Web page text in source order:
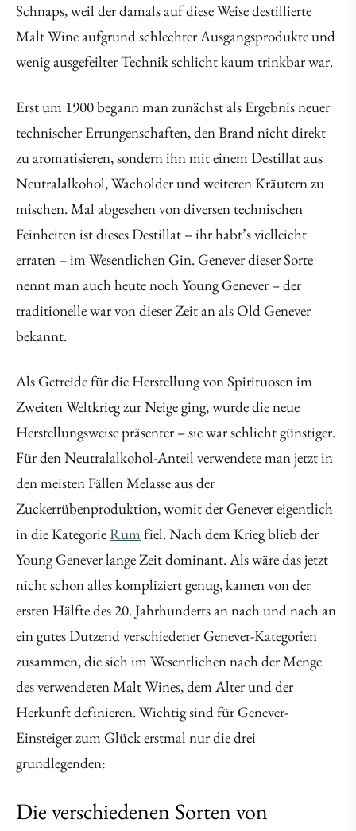
Schnaps, weil der damals auf diese Weise destillierte
Malt Wine aufgrund schlechter Ausgangsprodukte und
wenig ausgefeilter Technik schlicht kaum trinkbar war.
Erst um 1900 begann man zunächst als Ergebnis neuer
technischer Errungenschaften, den Brand nicht direkt
zu aromatisieren, sondern ihn mit einem Destillat aus
Neutralalkohol, Wacholder und weiteren Kräutern zu
mischen. Mal abgesehen von diversen technischen
Feinheiten ist dieses Destillat – ihr habt’s vielleicht
erraten – im Wesentlichen Gin. Genever dieser Sorte
nennt man auch heute noch Young Genever – der
traditionelle war von dieser Zeit an als Old Genever
bekannt.
Als Getreide für die Herstellung von Spirituosen im
Zweiten Weltkrieg zur Neige ging, wurde die neue
Herstellungsweise präsenter – sie war schlicht günstiger.
Für den Neutralalkohol-Anteil verwendete man jetzt in
den meisten Fällen Melasse aus der
Zuckerrübenproduktion, womit der Genever eigentlich
in die KategorieRum fiel. Nach dem Krieg blieb der
Young Genever lange Zeit dominant. Als wäre das jetzt
nicht schon alles kompliziert genug, kamen von der
ersten Hälfte des 20. Jahrhunderts an nach und nach an
ein gutes Dutzend verschiedener Genever-Kategorien
zusammen, die sich im Wesentlichen nach der Menge
des verwendeten Malt Wines, dem Alter und der
Herkunft definieren. Wichtig sind für Genever-
Einsteiger zum Glück erstmal nur die drei
grundlegenden:
Die verschiedenen Sorten von